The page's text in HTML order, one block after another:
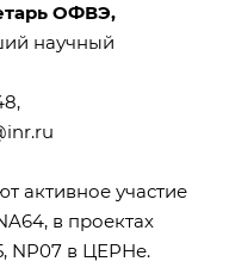
ОФВЭ,
научный
активное участие
в проектах
NP07 в ЦЕРНе.